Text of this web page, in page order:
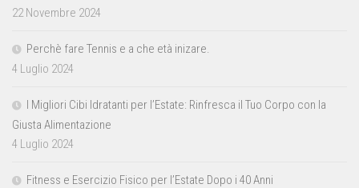
22 Novembre 2024
Perchè fare Tennis e a che età inizare.
4 Luglio 2024
I Migliori Cibi Idratanti per l’Estate: Rinfresca il Tuo Corpo con la
Giusta Alimentazione
4 Luglio 2024
Fitness e Esercizio Fisico per l’Estate Dopo i 40 Anni